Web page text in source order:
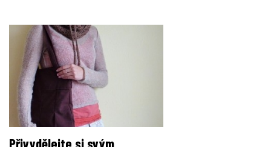
Přivydělejte si svým